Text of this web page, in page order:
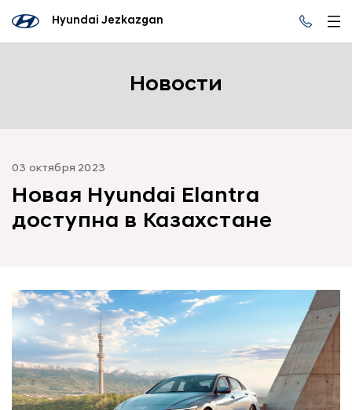
Hyundai Jezkazgan
Новости
03 октября 2023
Новая Hyundai Elantra
доступна в Казахстане